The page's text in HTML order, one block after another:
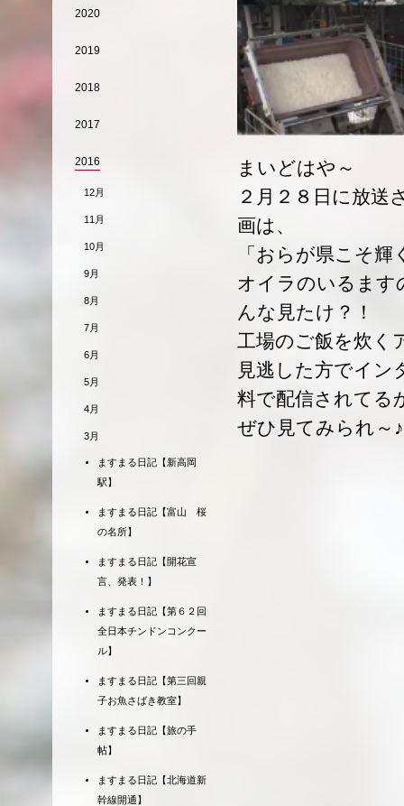
まいどはや～
２月２８日に放送
画は、
「おらが県こそ
オイラのいるます
んな見たけ？！
工場のご飯を炊く
見逃した方でイン
料で配信されてる
ぜひ見てみられ～♪
2020
2019
2018
2017
2016
12月
11月
10月
9月
8月
7月
6月
5月
4月
3月
ますまる日記【新高岡
駅】
ますまる日記【富山 桜
の名所】
ますまる日記【開花宣
言、発表！】
ますまる日記【第６２回
全日本チンドンコンクー
ル】
ますまる日記【第三回親
子お魚さばき教室】
ますまる日記【旅の手
帖】
ますまる日記【北海道新
幹線開通】